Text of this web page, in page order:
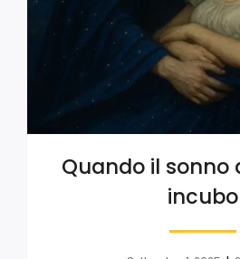
Quando il sonno
incubo